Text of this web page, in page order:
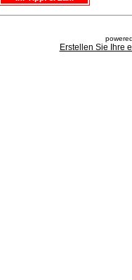
Erstellen Sie Ihre